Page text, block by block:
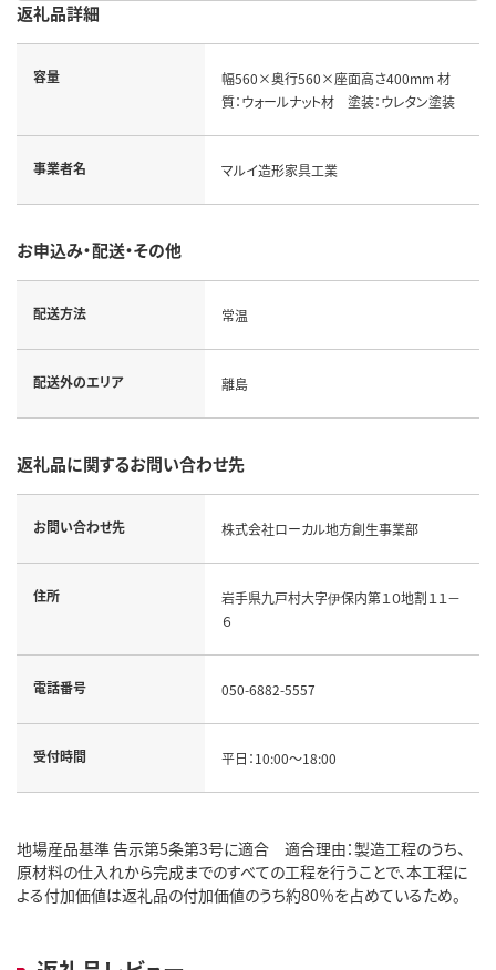
返礼品詳細
容量
幅560×奥行560×座面高さ400mm 材
質：ウォールナット材 塗装：ウレタン塗装
事業者名 マルイ造形家具工業
お申込み・配送・その他
配送方法 常温
配送外のエリア 離島
返礼品に関するお問い合わせ先
お問い合わせ先 株式会社ローカル地方創生事業部
住所
岩手県九戸村大字伊保内第１０地割１１－
６
電話番号 050-6882-5557
受付時間 平日：10:00～18:00
地場産品基準 告示第5条第3号に適合 適合理由：製造工程のうち、
原材料の仕入れから完成までのすべての工程を行うことで、本工程に
よる付加価値は返礼品の付加価値のうち約80％を占めているため。